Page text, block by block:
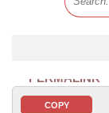
PERMALINK
COPY